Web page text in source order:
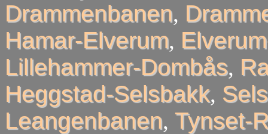
Drammenbanen,
Hamar-Elverum,
Lillehammer-Dombås,
Heggstad-Selsbakk,
Leangenbanen, Tynset-